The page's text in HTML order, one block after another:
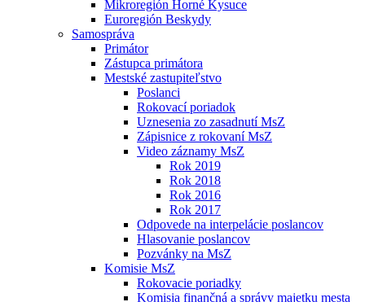
Mikroregión Horné Kysuce
Euroregión Beskydy
Samospráva
Primátor
Zástupca primátora
Mestské zastupiteľstvo
Poslanci
Rokovací poriadok
Uznesenia zo zasadnutí MsZ
Zápisnice z rokovaní MsZ
Video záznamy MsZ
Rok 2019
Rok 2018
Rok 2016
Rok 2017
Odpovede na interpelácie poslancov
Hlasovanie poslancov
Pozvánky na MsZ
Komisie MsZ
Rokovacie poriadky
Komisia finančná a správy majetku mesta